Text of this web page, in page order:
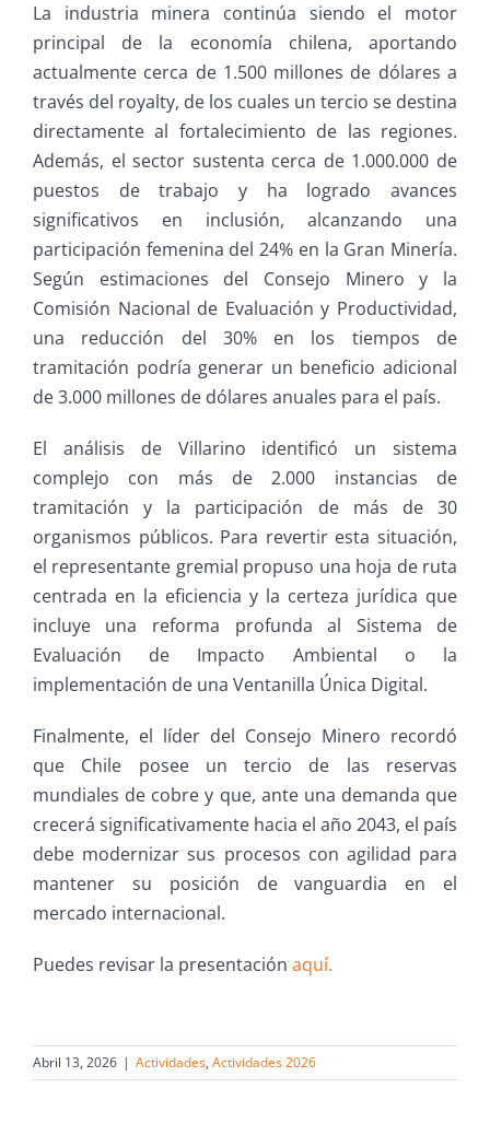
La industria minera continúa siendo el motor
principal de la economía chilena, aportando
actualmente cerca de 1.500 millones de dólares a
través del royalty, de los cuales un tercio se destina
directamente al fortalecimiento de las regiones.
Además, el sector sustenta cerca de 1.000.000 de
puestos de trabajo y ha logrado avances
significativos en inclusión, alcanzando una
participación femenina del 24% en la Gran Minería.
Según estimaciones del Consejo Minero y la
Comisión Nacional de Evaluación y Productividad,
una reducción del 30% en los tiempos de
tramitación podría generar un beneficio adicional
de 3.000 millones de dólares anuales para el país.
El análisis de Villarino identificó un sistema
complejo con más de 2.000 instancias de
tramitación y la participación de más de 30
organismos públicos. Para revertir esta situación,
el representante gremial propuso una hoja de ruta
centrada en la eficiencia y la certeza jurídica que
incluye una reforma profunda al Sistema de
Evaluación de Impacto Ambiental o la
implementación de una Ventanilla Única Digital.
Finalmente, el líder del Consejo Minero recordó
que Chile posee un tercio de las reservas
mundiales de cobre y que, ante una demanda que
crecerá significativamente hacia el año 2043, el país
debe modernizar sus procesos con agilidad para
mantener su posición de vanguardia en el
mercado internacional.
Puedes revisar la presentación aquí.
Abril 13, 2026 | Actividades, Actividades 2026